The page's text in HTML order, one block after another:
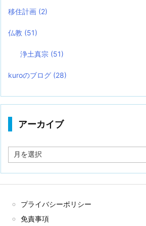
移住計画 (2)
仏教 (51)
浄土真宗 (51)
kuroのブログ (28)
アーカイブ
ー
プライバシーポリシー
免責事項